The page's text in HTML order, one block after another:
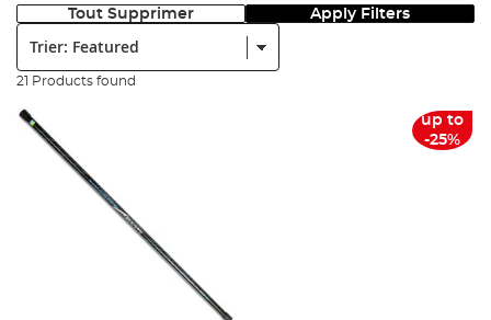
Tout Supprimer Apply Filters
21 Products found
up to
-25%